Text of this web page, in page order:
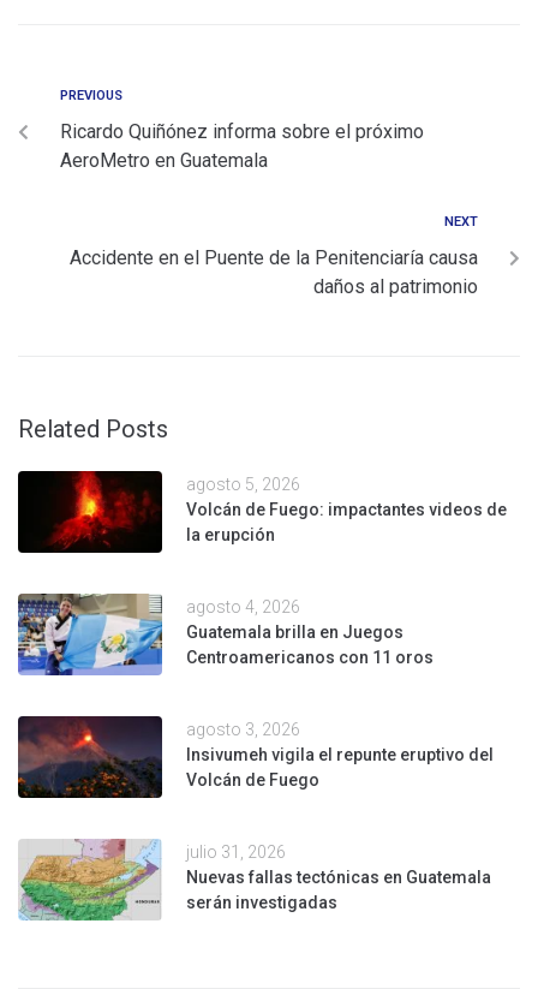
PREVIOUS
Ricardo Quiñónez informa sobre el próximo
AeroMetro en Guatemala
NEXT
Accidente en el Puente de la Penitenciaría causa
daños al patrimonio
Related Posts
agosto 5, 2026
Volcán de Fuego: impactantes videos de
la erupción
agosto 4, 2026
Guatemala brilla en Juegos
Centroamericanos con 11 oros
agosto 3, 2026
Insivumeh vigila el repunte eruptivo del
Volcán de Fuego
julio 31, 2026
Nuevas fallas tectónicas en Guatemala
serán investigadas